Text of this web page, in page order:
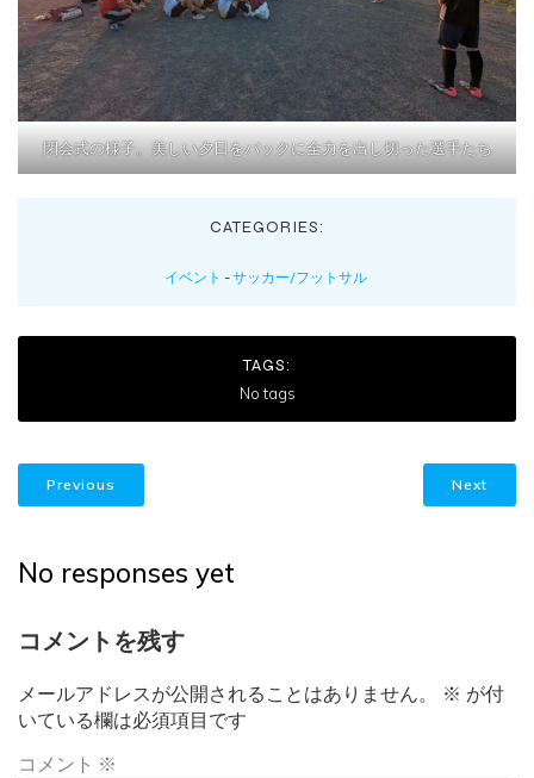
閉会式の様子。美しい夕日をバックに全力を出し切った選手たち
CATEGORIES:
イベント -サッカー/フットサル
TAGS:
No tags
Previous Next
No responses yet
コメントを残す
メールアドレスが公開されることはありません。 ※ が付
いている欄は必須項目です
コメント ※